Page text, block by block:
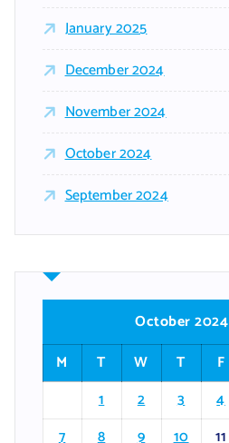
January 2025
December 2024
November 2024
October 2024
September 2024
October 2024
M
T W T F
1
2 3 4
7
8 9 10 11